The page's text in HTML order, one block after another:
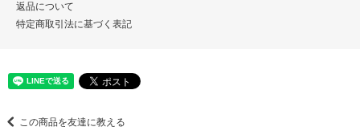
返品について
特定商取引法に基づく表記
この商品を友達に教える